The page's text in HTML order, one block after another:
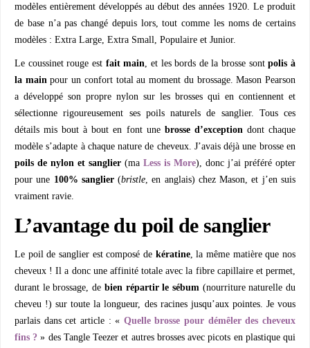
modèles entièrement développés au début des années 1920. Le produit
de base n’a pas changé depuis lors, tout comme les noms de certains
modèles : Extra Large, Extra Small, Populaire et Junior.
Le coussinet rouge est fait main, et les bords de la brosse sontpolis à
la mainpour un confort total au moment du brossage. Mason Pearson
a développé son propre nylon sur les brosses qui en contiennent et
sélectionne rigoureusement ses poils naturels de sanglier. Tous ces
détails mis bout à bout en font une brosse d’exceptiondont chaque
modèle s’adapte à chaque nature de cheveux. J’avais déjà une brosse en
poils de nylon et sanglier (ma Less is More), donc j’ai préféré opter
pour une 100% sanglier(bristle, en anglais) chez Mason, et j’en suis
vraiment ravie.
L’avantage du poil de sanglier
Le poil de sanglier est composé de kératine, la même matière que nos
cheveux ! Il a donc une affinité totale avec la fibre capillaire et permet,
durant le brossage, de bien répartir le sébum(nourriture naturelle du
cheveu !) sur toute la longueur, des racines jusqu’aux pointes. Je vous
parlais dans cet article : « Quelle brosse pour démêler des cheveux
fins ? » des Tangle Teezer et autres brosses avec picots en plastique qui